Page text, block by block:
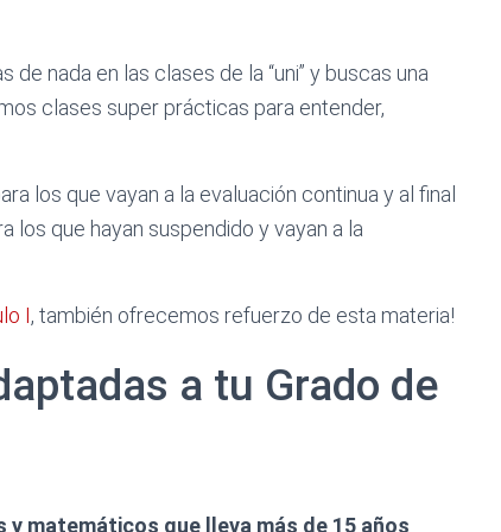
nada en las clases de la “uni” y buscas una
clases super prácticas para entender,
los que vayan a la evaluación continua y al final
los que hayan suspendido y vayan a la
I, también ofrecemos refuerzo de esta materia!
a tu Grado de
y matemáticos que lleva más de 15 años